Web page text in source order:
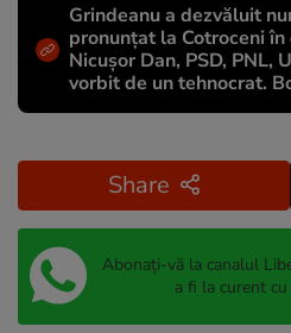
Grindeanu a dezvăluit
pronunțat la Cotroceni
Nicușor Dan, PSD, PNL,
vorbit de un tehnocrat.
Share
Abonați-vă la canalul
a fi la curent